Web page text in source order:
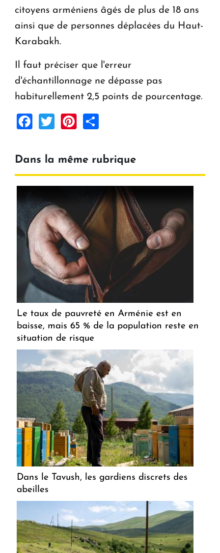
citoyens arméniens âgés de plus de 18 ans
ainsi que de personnes déplacées du Haut-
Karabakh.
Il faut préciser que l'erreur
d'échantillonnage ne dépasse pas
habiturellement 2,5 points de pourcentage.
Facebook
TwitterPinterest
Dans la même rubrique
Le taux de pauvreté en Arménie est en
baisse, mais 65 % de la population reste en
situation de risque
Dans le Tavush, les gardiens discrets des
abeilles